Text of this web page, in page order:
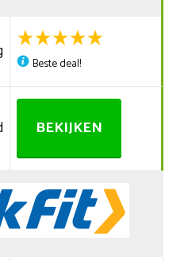
Beste deal!
BEKIJKEN